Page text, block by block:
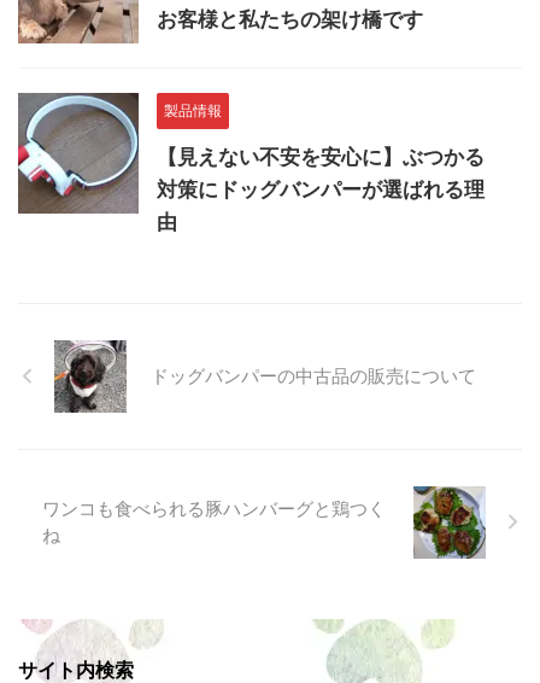
お客様と私たちの架け橋です
製品情報
【見えない不安を安心に】ぶつかる
対策にドッグバンパーが選ばれる理
由
ドッグバンパーの中古品の販売について
ワンコも食べられる豚ハンバーグと鶏つく
ね
サイト内検索